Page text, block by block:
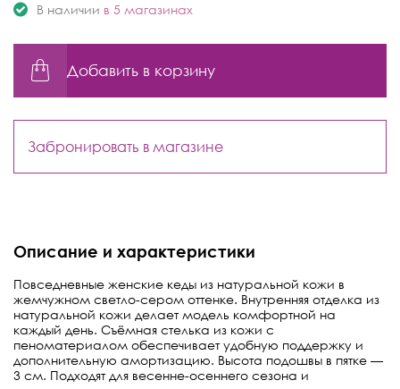
В наличии в 5 магазинах
Добавить в корзину
Забронировать в магазине
Описание и характеристики
Повседневные женские кеды из натуральной кожи в
жемчужном светло-сером оттенке. Внутренняя отделка из
натуральной кожи делает модель комфортной на
каждый день. Съёмная стелька из кожи с
пеноматериалом обеспечивает удобную поддержку и
дополнительную амортизацию. Высота подошвы в пятке —
3 см. Подходят для весенне-осеннего сезона и